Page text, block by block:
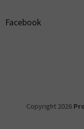
Facebook
Copyright 2026